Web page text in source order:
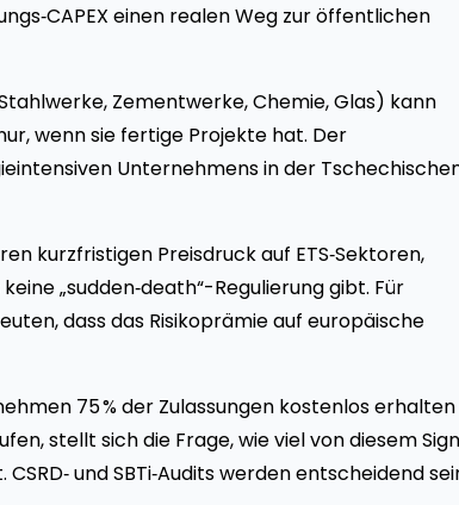
einen realen Weg zur öffentlichen
Zementwerke, Chemie, Glas) kann
wenn sie fertige Projekte hat. Der
Unternehmens in der
kurzfristigen Preisdruck auf ETS‑Sektoren,
„sudden‑death“-Regulierung gibt. Für
dass das Risikoprämie auf europäische
75 % der Zulassungen kostenlos erhalten
stellt sich die Frage, wie viel von diesem
und SBTi‑Audits werden entscheidend